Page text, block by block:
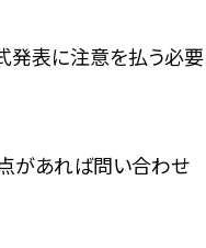
発表に注意を払う必要
があれば問い合わせ